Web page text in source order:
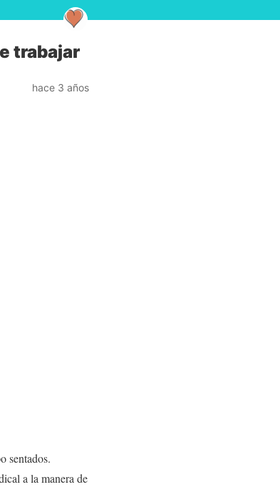
trabajar
hace 3 años
sentados.
a la manera de